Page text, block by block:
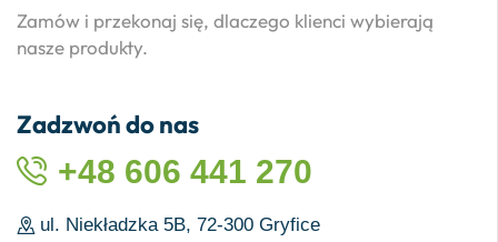
Zamów i przekonaj się, dlaczego klienci wybierają
nasze produkty.
Zadzwoń do nas
+48 606 441 270
ul. Niekładzka 5B, 72-300 Gryfice